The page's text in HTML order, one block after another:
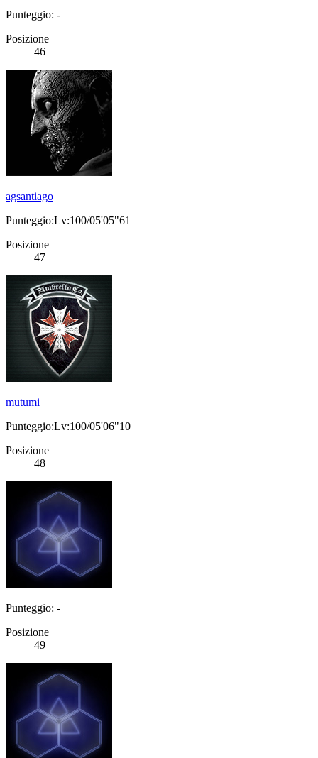
Punteggio: -
Posizione
46
agsantiago
Punteggio:Lv:100/05'05"61
Posizione
47
mutumi
Punteggio:Lv:100/05'06"10
Posizione
48
Punteggio: -
Posizione
49